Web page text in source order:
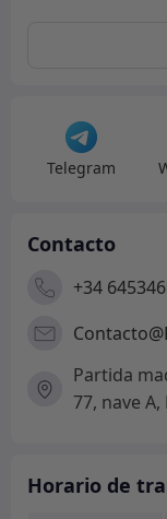
Telegram
Contacto
+34
Partida
77, nave
Horario de